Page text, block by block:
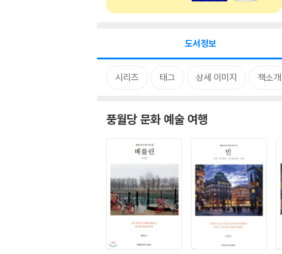
도서정보
시리즈 태그 상세 이미지 책소개
풍월당 문화 예술 여행